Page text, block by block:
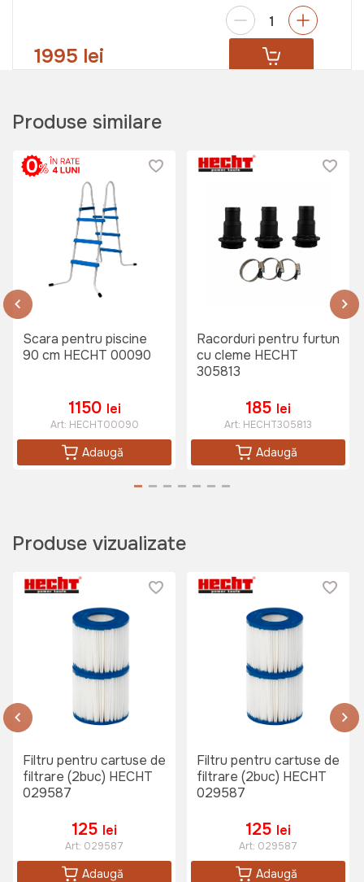
1995 lei
Piscina cu cadru metalic 360 x76
cm HECHT 3690 BLUESEA
2675 lei
Produse similare
Scara pentru piscine
90 cm HECHT 00090
1150 lei
Art: HECHT00090
Adaugă
Racorduri pentru furtun
cu cleme HECHT
305813
185 lei
Art: HECHT305813
Adaugă
Produse vizualizate
Filtru pentru cartuse de
filtrare (2buc) HECHT
029587
125 lei
Art: 029587
Adaugă
Filtru pentru cartuse de
filtrare (2buc) HECHT
029587
125 lei
Art: 029587
Adaugă